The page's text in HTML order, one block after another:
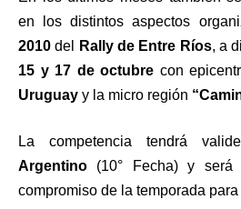
en los distintos aspectos
2010 del Rally de Entre Ríos, a
15 y 17 de octubre con
Uruguay y la micro región
La competencia tendrá
Argentino (10° Fecha) y
compromiso de la temporada para